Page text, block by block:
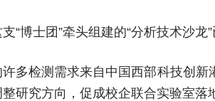
“博士团”牵头组建的“分析技术沙龙
多检测需求来自中国西部科技创
研究方向，促成校企联合实验室落